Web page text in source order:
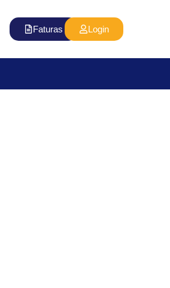
Faturas Login